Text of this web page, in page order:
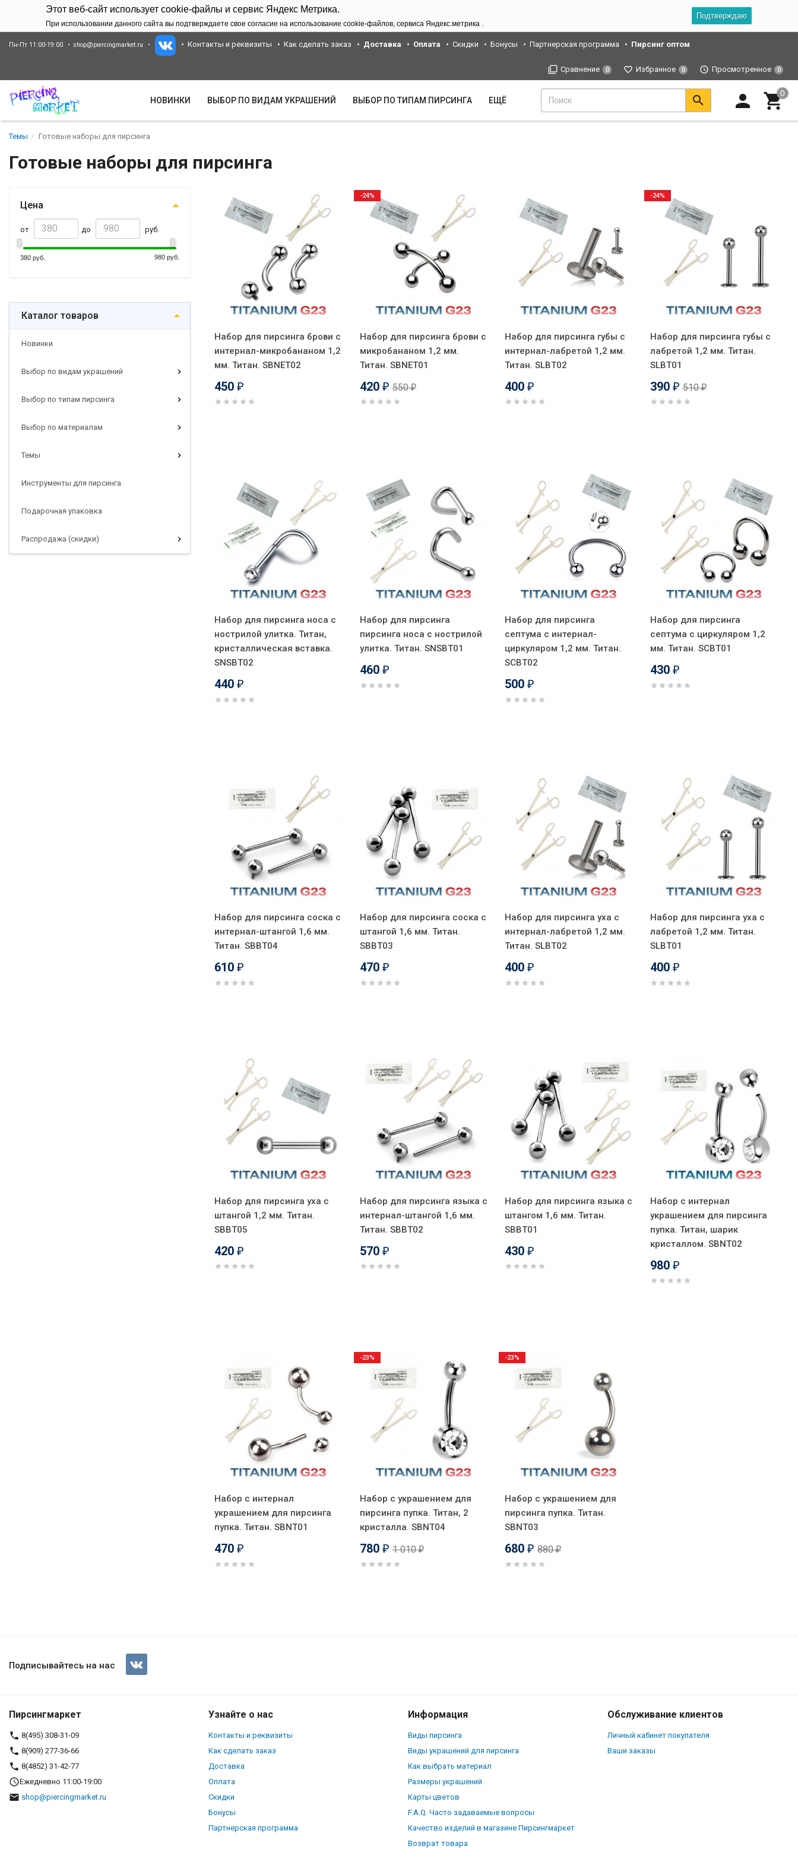
Этот веб-сайт использует cookie-файлы и сервис Яндекс Метрика.
При использовании данного сайта вы подтверждаете свое согласие на использование cookie-файлов, сервиса Яндекс.метрика .
Подтверждаю
Пн-Пт 11:00-19:00 shop@piercingmarket.ru Контакты и реквизиты Как сделать заказ Доставка Оплата Скидки Бонусы Партнерская программа Пирсинг оптом
Сравнение 0 Избранное 0 Просмотренное 0
НОВИНКИ ВЫБОР ПО ВИДАМ УКРАШЕНИЙ ВЫБОР ПО ТИПАМ ПИРСИНГА ЕЩЁ
Темы Готовые наборы для пирсинга
Готовые наборы для пирсинга
Цена
от до руб.
380 руб. 980 руб.
Каталог товаров
Новинки
Выбор по видам украшений
Выбор по типам пирсинга
Выбор по материалам
Темы
Инструменты для пирсинга
Подарочная упаковка
Распродажа (скидки)
Набор для пирсинга брови с
интернал-микробананом 1,2
мм. Титан. SBNET02
450 ₽
Набор для пирсинга брови с
микробананом 1,2 мм.
Титан. SBNET01
420 ₽ 550₽
-24%
Набор для пирсинга губы с
интернал-лабретой 1,2 мм.
Титан. SLBT02
400 ₽
Набор для пирсинга губы с
лабретой 1,2 мм. Титан.
SLBT01
390 ₽ 510₽
-24%
Набор для пирсинга носа с
нострилой улитка. Титан,
кристаллическая вставка.
SNSBТ02
440 ₽
Набор для пирсинга
пирсинга носа с нострилой
улитка. Титан. SNSBТ01
460 ₽
Набор для пирсинга
септума с интернал-
циркуляром 1,2 мм. Титан.
SCBT02
500 ₽
Набор для пирсинга
септума с циркуляром 1,2
мм. Титан. SCBT01
430 ₽
Набор для пирсинга соска с
интернал-штангой 1,6 мм.
Титан. SBBT04
610 ₽
Набор для пирсинга соска с
штангой 1,6 мм. Титан.
SBBT03
470 ₽
Набор для пирсинга уха с
интернал-лабретой 1,2 мм.
Титан. SLBT02
400 ₽
Набор для пирсинга уха с
лабретой 1,2 мм. Титан.
SLBT01
400 ₽
Набор для пирсинга уха с
штангой 1,2 мм. Титан.
SBBT05
420 ₽
Набор для пирсинга языка с
интернал-штангой 1,6 мм.
Титан. SBBT02
570 ₽
Набор для пирсинга языка с
штангом 1,6 мм. Титан.
SBBT01
430 ₽
Набор с интернал
украшением для пирсинга
пупка. Титан, шарик
кристаллом. SBNT02
980 ₽
Набор с интернал
украшением для пирсинга
пупка. Титан. SBNT01
470 ₽
Набор с украшением для
пирсинга пупка. Титан, 2
кристалла. SBNT04
780 ₽ 1 010₽
-23%
Набор с украшением для
пирсинга пупка. Титан.
SBNT03
680 ₽ 880₽
-23%
Подписывайтесь на нас
Пирсингмаркет
8(495) 308-31-09
8(909) 277-36-66
8(4852) 31-42-77
Ежедневно 11:00-19:00
shop@piercingmarket.ru
Узнайте о нас
Контакты и реквизиты
Как сделать заказ
Доставка
Оплата
Скидки
Бонусы
Партнерская программа
Информация
Виды пирсинга
Виды украшений для пирсинга
Как выбрать материал
Размеры украшений
Карты цветов
F.A.Q. Часто задаваемые вопросы
Качество изделий в магазине Пирсингмаркет
Возврат товара
Обслуживание клиентов
Личный кабинет покупателя
Ваши заказы